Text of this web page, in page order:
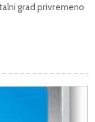
grad privremeno